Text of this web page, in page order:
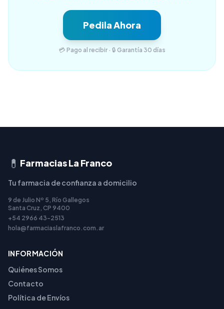
Pedila Ahora
💳 Pago al recibir · 🔒 Garantía 30 días
💊 Farmacias La Franco
Tu farmacia de confianza a domicilio
9 de Julio Nº 5, Río Gallegos
Santa Cruz, CP 9400
+54 2966 43-2513
hola@farmaciaslafranco.com.ar
INFORMACIÓN
Quiénes Somos
Contacto
Política de Envíos